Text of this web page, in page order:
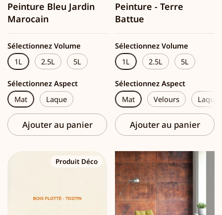
Peinture Bleu Jardin
Marocain
Sélectionnez Volume
1L
2.5L 5L
Sélectionnez Aspect
Mat
Laque
Ajouter au panier
Peinture - Terre
Battue
Sélectionnez Volume
1L
2.5L 5L
Sélectionnez Aspect
Mat
Velours Laque
Ajouter au panier
Produit Déco